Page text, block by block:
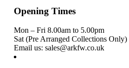
Opening Times
Mon – Fri 8.00am to 5.00pm
Sat (Pre Arranged Collections Only)
Email us: sales@arkfw.co.uk